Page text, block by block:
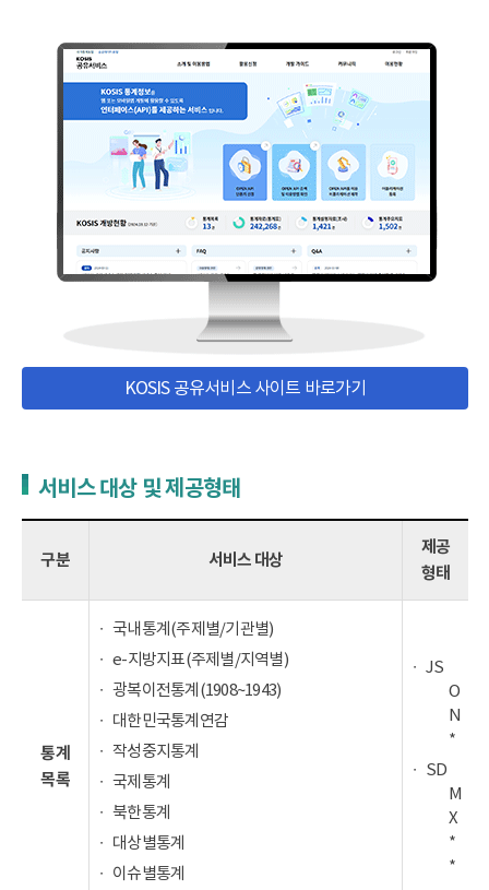
KOSIS 공유서비스 사이트 바로가기
서비스 대상 및 제공형태
구분 서비스 대상
제공
형태
통계
목록
국내통계(주제별/기관별)
e-지방지표(주제별/지역별)
광복이전통계(1908~1943)
대한민국통계연감
작성중지통계
국제통계
북한통계
대상별통계
이슈별통계
JS
O
N
*
SD
M
X
*
*